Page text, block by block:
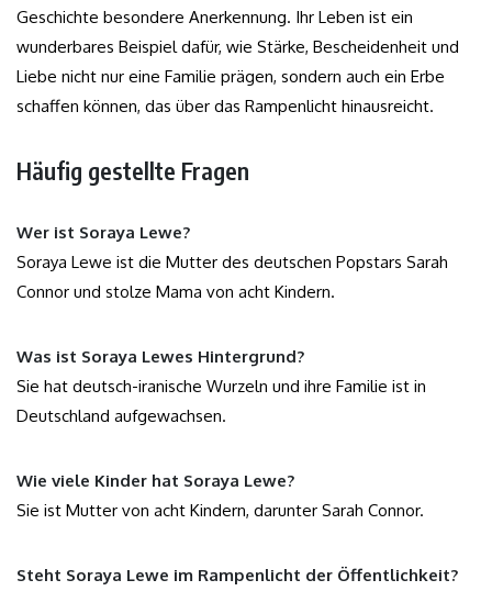
Geschichte besondere Anerkennung. Ihr Leben ist ein
wunderbares Beispiel dafür, wie Stärke, Bescheidenheit und
Liebe nicht nur eine Familie prägen, sondern auch ein Erbe
schaffen können, das über das Rampenlicht hinausreicht.
Häufig gestellte Fragen
Wer ist Soraya Lewe?
Soraya Lewe ist die Mutter des deutschen Popstars Sarah
Connor und stolze Mama von acht Kindern.
Was ist Soraya Lewes Hintergrund?
Sie hat deutsch-iranische Wurzeln und ihre Familie ist in
Deutschland aufgewachsen.
Wie viele Kinder hat Soraya Lewe?
Sie ist Mutter von acht Kindern, darunter Sarah Connor.
Steht Soraya Lewe im Rampenlicht der Öffentlichkeit?